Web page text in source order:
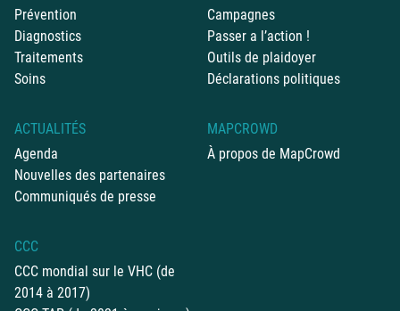
Prévention
Diagnostics
Traitements
Soins
Campagnes
Passer a l’action !
Outils de plaidoyer
Déclarations politiques
ACTUALITÉS
Agenda
Nouvelles des partenaires
Communiqués de presse
MAPCROWD
À propos de MapCrowd
CCC
CCC mondial sur le VHC (de
2014 à 2017)